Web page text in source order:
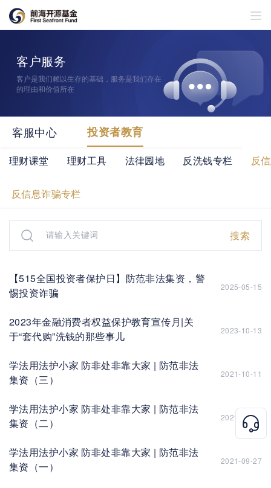
客户服务
客户是我们赖以生存的基础，服务是我们存在
的理由和价值所在
客服中心 投资者教育
理财课堂 理财工具 法律园地 反洗钱专栏 反
反信息诈骗专栏
搜索
【515全国投资者保护日】防范非法集资，警
惕投资诈骗
2025-05-15
2023年金融消费者权益保护教育宣传月|关
于“套代购”洗钱的那些事儿
2023-10-13
学法用法护小家 防非处非靠大家 | 防范非法
集资（三）
2021-10-11
学法用法护小家 防非处非靠大家 | 防范非法
集资（二）
2021-09-29
学法用法护小家 防非处非靠大家 | 防范非法
集资（一）
2021-09-27